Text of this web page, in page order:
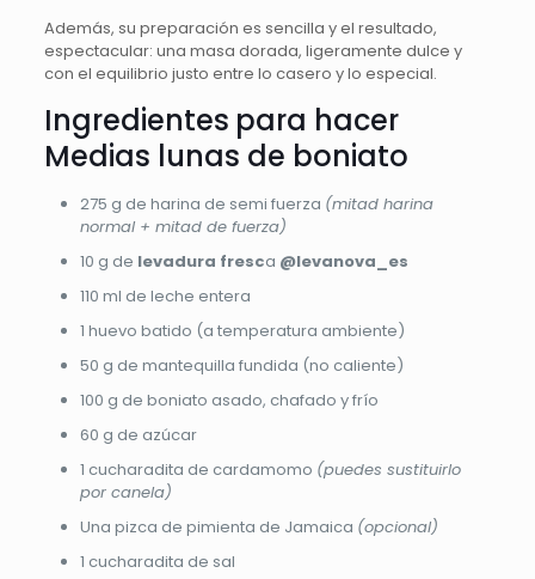
Además, su preparación es sencilla y el resultado,
espectacular: una masa dorada, ligeramente dulce y
con el equilibrio justo entre lo casero y lo especial.
Ingredientes para hacer
Medias lunas de boniato
275 g de harina de semi fuerza (mitad harina
normal + mitad de fuerza)
10 g de levadura fresca @levanova_es
110 ml de leche entera
1 huevo batido (a temperatura ambiente)
50 g de mantequilla fundida (no caliente)
100 g de boniato asado, chafado y frío
60 g de azúcar
1 cucharadita de cardamomo (puedes sustituirlo
por canela)
Una pizca de pimienta de Jamaica (opcional)
1 cucharadita de sal